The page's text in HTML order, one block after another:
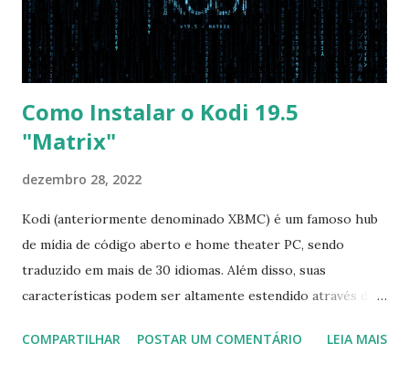
pelo CD e por último no HD. Apenas as opções acima são
as necessá...
Como Instalar o Kodi 19.5
"Matrix"
dezembro 28, 2022
Kodi (anteriormente denominado XBMC) é um famoso hub
de mídia de código aberto e home theater PC, sendo
traduzido em mais de 30 idiomas. Além disso, suas
características podem ser altamente estendido através de
(personal video recorder). A versão final do Kodi 19.5
COMPARTILHAR POSTAR UM COMENTÁRIO LEIA MAIS